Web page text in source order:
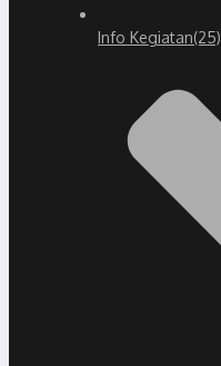
Info Kegiatan(25)